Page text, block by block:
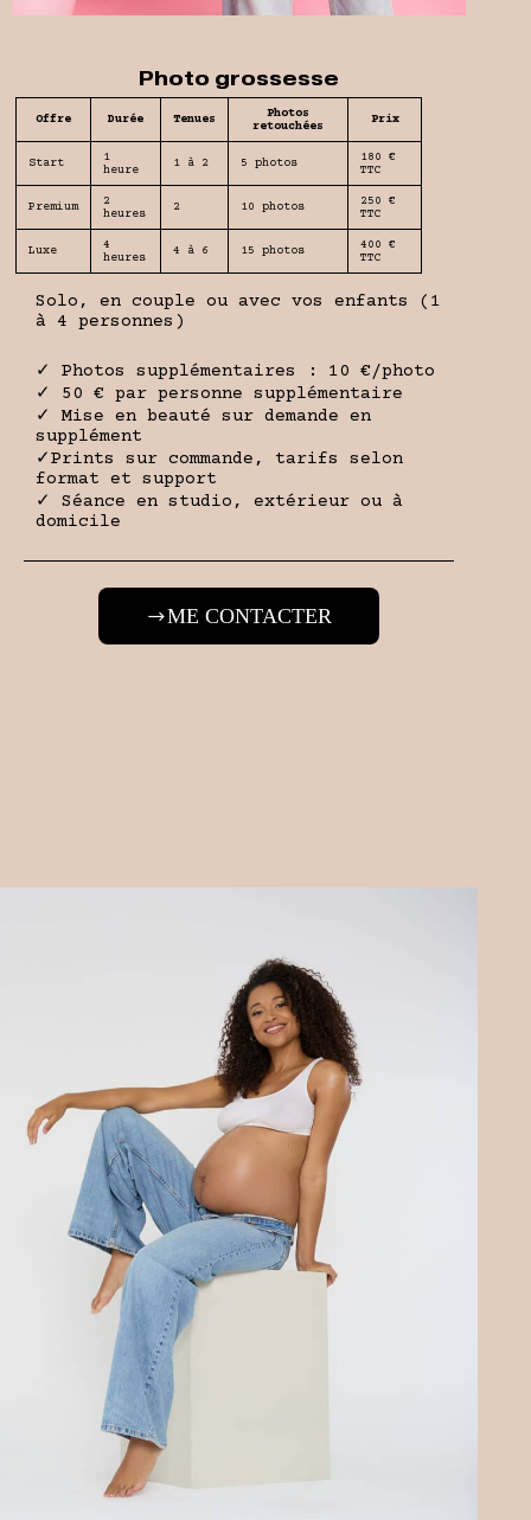
Photo grossesse
Offre Durée Tenues
Photos
retouchées
Prix
Start
1
heure
1 à 2 5 photos
180 €
TTC
Premium
2
heures
2 10 photos
250 €
TTC
Luxe
4
heures
4 à 6 15 photos
400 €
TTC
Solo, en couple ou avec vos enfants (1
à 4 personnes)
✓ Photos supplémentaires : 10 €/photo
✓ 50 € par personne supplémentaire
✓ Mise en beauté sur demande en
supplément
✓Prints sur commande, tarifs selon
format et support
✓ Séance en studio, extérieur ou à
domicile
ME CONTACTER